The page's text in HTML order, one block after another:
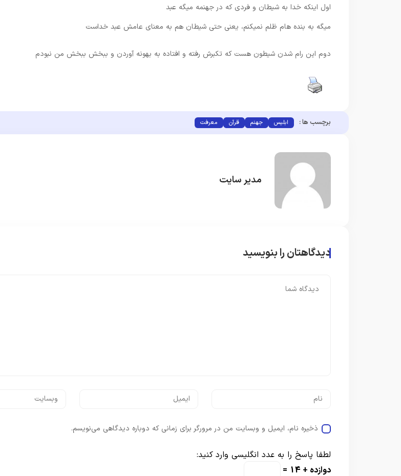
اول اینکه خدا به شیطان و فردی که در جهنمه میگه عبد
میگه به بنده هام ظلم نمیکنم، یعنی حتی شیطان هم به معنای عامش عبد خداست
دوم این رام شدن شیطون هست که تکبرش رفته و افتاده به بهونه آوردن و ببخش ببخش من نبودم
برچسب ها : ابلیس جهنم قرآن معرفت
مدیر سایت
دیدگاهتان را بنویسید
ذخیره نام، ایمیل و وبسایت من در مرورگر برای زمانی که دوباره دیدگاهی می‌نویسم.
لطفا پاسخ را به عدد انگلیسی وارد کنید:
دوازده + 14 =